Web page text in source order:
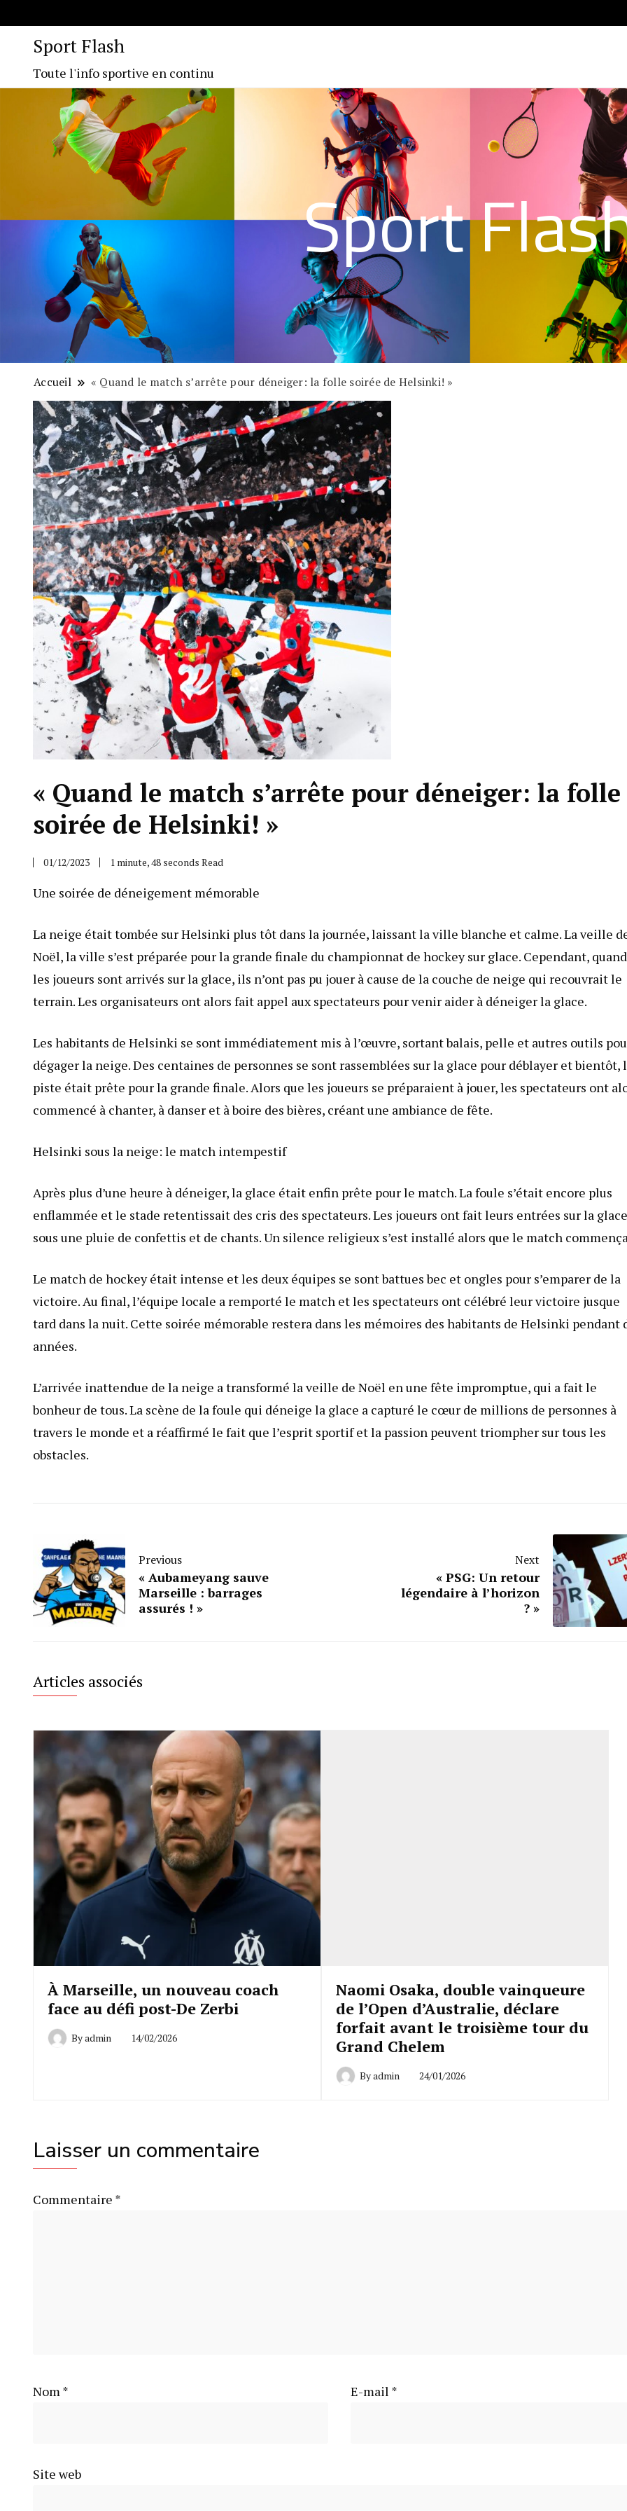
Sport Flash
Toute l'info sportive en continu
Sport
Accueil « Quand le match s’arrête pour déneiger: la folle soirée de Helsinki! »
« Quand le match s’arrête pour déneiger: la folle
soirée de Helsinki! »
01/12/2023 1 minute, 48 seconds Read
Une soirée de déneigement mémorable
La neige était tombée sur Helsinki plus tôt dans la journée, laissant la ville blanche et calme. La veille
Noël, la ville s’est préparée pour la grande finale du championnat de hockey sur glace. Cependant, quand
les joueurs sont arrivés sur la glace, ils n’ont pas pu jouer à cause de la couche de neige qui recouvrait le
terrain. Les organisateurs ont alors fait appel aux spectateurs pour venir aider à déneiger la glace.
Les habitants de Helsinki se sont immédiatement mis à l’œuvre, sortant balais, pelle et autres outils
dégager la neige. Des centaines de personnes se sont rassemblées sur la glace pour déblayer et bientôt,
piste était prête pour la grande finale. Alors que les joueurs se préparaient à jouer, les spectateurs ont
commencé à chanter, à danser et à boire des bières, créant une ambiance de fête.
Helsinki sous la neige: le match intempestif
Après plus d’une heure à déneiger, la glace était enfin prête pour le match. La foule s’était encore plus
enflammée et le stade retentissait des cris des spectateurs. Les joueurs ont fait leurs entrées sur la glace
sous une pluie de confettis et de chants. Un silence religieux s’est installé alors que le match
Le match de hockey était intense et les deux équipes se sont battues bec et ongles pour s’emparer de la
victoire. Au final, l’équipe locale a remporté le match et les spectateurs ont célébré leur victoire jusque
tard dans la nuit. Cette soirée mémorable restera dans les mémoires des habitants de Helsinki pendant
années.
L’arrivée inattendue de la neige a transformé la veille de Noël en une fête impromptue, qui a fait le
bonheur de tous. La scène de la foule qui déneige la glace a capturé le cœur de millions de personnes à
travers le monde et a réaffirmé le fait que l’esprit sportif et la passion peuvent triompher sur tous les
obstacles.
Previous
« Aubameyang sauve
Marseille : barrages
assurés ! »
Next
« PSG: Un retour
légendaire à l’horizon
? »
Articles associés
À Marseille, un nouveau coach
face au défi post-De Zerbi
Byadmin 14/02/2026
Naomi Osaka, double vainqueure
de l’Open d’Australie, déclare
forfait avant le troisième tour du
Grand Chelem
Byadmin 24/01/2026
Laisser un commentaire
Commentaire *
Nom* E-mail *
Site web